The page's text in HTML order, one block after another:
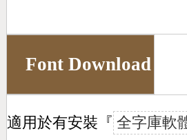
Font Download
適用於有安裝『 全字庫軟